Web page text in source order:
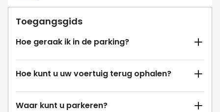
Toegangsgids
Hoe geraak ik in de parking?
Hoe kunt u uw voertuig terug ophalen?
Waar kunt u parkeren?